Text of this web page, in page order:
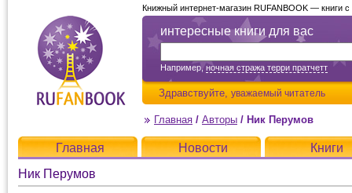
интересные книги для вас
Например,ночная стража терри пратчетт
Здравствуйте, уважаемый читатель
Книжный интернет-магазин RUFANBOOK — книги
Главная / Авторы / Ник Перумов
Главная Новости
Книги
Ник Перумов